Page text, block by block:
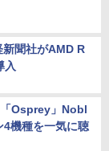
聞社がAMD R
入
Osprey」Nobl
機種を一気に聴